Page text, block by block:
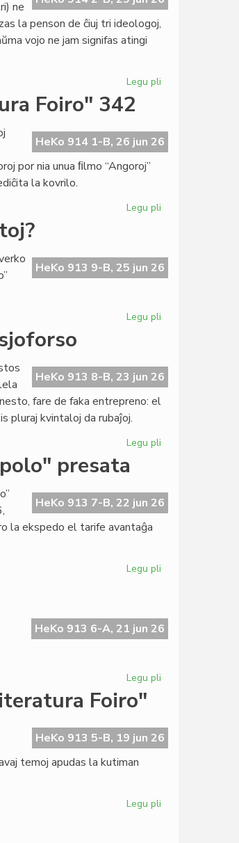
ne
la penson de ĉiuj tri ideologoj,
vojo ne jam signifas atingi
Legu pli
ĵus
presita
Foiro" 342
HeKo 914 1-B, 26 jun 26
por nia unua ﬁlmo “Angoroj”
la kovrilo.
Legu pli
la
kovrilo
HeKo 913 9-B, 25 jun 26
Legu pli
roterdamaj
tirkestoj?
HeKo 913 8-B, 23 jun 26
fare de faka entrepreno: el
pluraj kvintaloj da rubaĵoj.
Legu pli
CES-
deĵoro
presata
HeKo 913 7-B, 22 jun 26
la ekspedo el tarife avantaĝa
Legu pli
de
la
HeKo 913 6-A, 21 jun 26
Legu pli
servo
de
Foiro"
HeKo 913 5-B, 19 jun 26
temoj apudas la kutiman
Legu pli